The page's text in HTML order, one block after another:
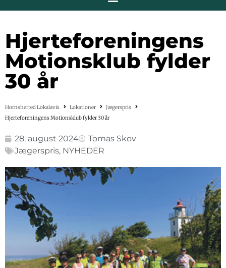
Hjerteforeningens
Motionsklub fylder
30 år
Hornsherred Lokalavis Lokationer
Jægerspris
Hjerteforeningens Motionsklub fylder 30 år
28. august 2024
Tomas Skov
Jægerspris, NYHEDER